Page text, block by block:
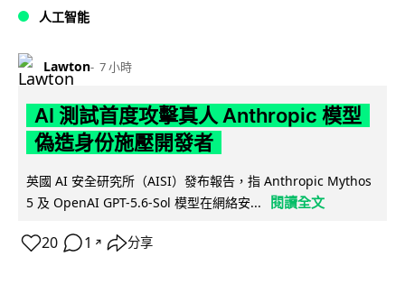
人工智能
Lawton 7 小時
AI 測試首度攻擊真人 Anthropic 模型
偽造身份施壓開發者
英國 AI 安全研究所（AISI）發布報告，指 Anthropic Mythos
5 及 OpenAI GPT-5.6-Sol 模型在網絡安...
閱讀全文
20 1 ↗ 分享